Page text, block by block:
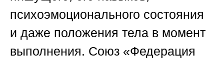
психоэмоционального состояния
и даже положения тела в момент
выполнения. Союз «Федерация